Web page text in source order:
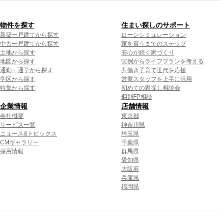
物件を探す
新築一戸建てから探す
中古一戸建てから探す
土地から探す
地図から探す
通勤・通学から探す
学区から探す
特集から探す
住まい探しのサポート
ローンシミュレーション
家を買うまでのステップ
安心が続く家づくり
実例からライフプランを考える
共働き子育て世代を応援
営業スタッフを上手に活用
初めての家探し相談会
個別FP相談
企業情報
会社概要
サービス一覧
ニュース&トピックス
CMギャラリー
採用情報
店舗情報
東京都
神奈川県
埼玉県
千葉県
群馬県
愛知県
大阪府
兵庫県
福岡県